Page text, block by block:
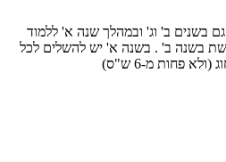
בשנים ב' וג' ובמהלך שנה א' ללמוד
בשנה ב' . בשנה א' יש להשלים לכל